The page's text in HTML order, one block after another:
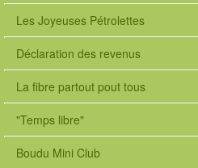
Les Joyeuses Pétrolettes
Déclaration des revenus
La fibre partout pout tous
"Temps libre"
Boudu Mini Club